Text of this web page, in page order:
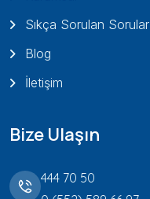
Sıkça Sorulan Sorular
Blog
İletişim
Bize Ulaşın
444 70 50